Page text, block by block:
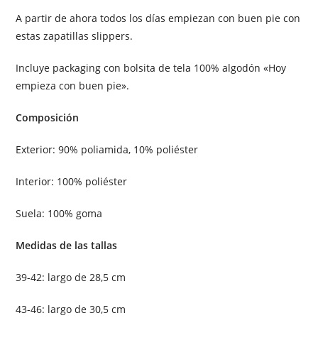
A partir de ahora todos los días empiezan con buen pie con
estas zapatillas slippers.
Incluye packaging con bolsita de tela 100% algodón «Hoy
empieza con buen pie».
Composición
Exterior: 90% poliamida, 10% poliéster
Interior: 100% poliéster
Suela: 100% goma
Medidas de las tallas
39-42: largo de 28,5 cm
43-46: largo de 30,5 cm